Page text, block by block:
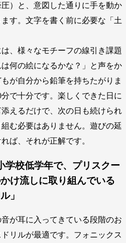
）と、意図した通りに手を動か
す。文字を書く前に必要な「土
、様々なモチーフの線引き課題
何の絵になるかな？」と声をか
が自分から鉛筆を持ちたがりま
で十分です。楽しくできた日に
添えるだけで、次の日も続けられ
む必要はありません。遊びの延
ば、それが正解です。
学校低学年で、プリスクー
け流しに取り組んでいる
」
が耳に入ってきている段階のお
リルが最適です。フォニックス